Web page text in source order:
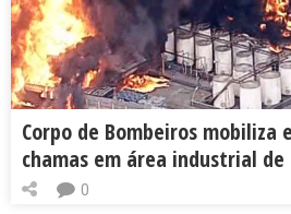
Corpo de Bombeiros mobiliza
chamas em área industrial
0